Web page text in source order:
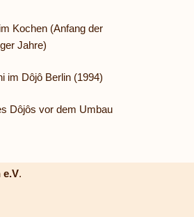
Kochen (Anfang der
Jahre)
im Dôjô Berlin (1994)
Dôjôs vor dem Umbau
e.V.